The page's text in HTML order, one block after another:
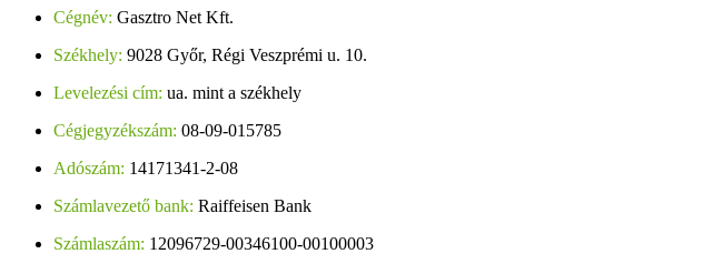
Cégnév: Gasztro Net Kft.
Székhely: 9028 Győr, Régi Veszprémi u. 10.
Levelezési cím: ua. mint a székhely
Cégjegyzékszám: 08-09-015785
Adószám: 14171341-2-08
Számlavezető bank: Raiffeisen Bank
Számlaszám: 12096729-00346100-00100003